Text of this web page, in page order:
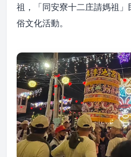
祖，「同安寮十二庄請媽祖
俗文化活動。